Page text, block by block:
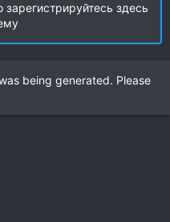
здесь
being generated. Please